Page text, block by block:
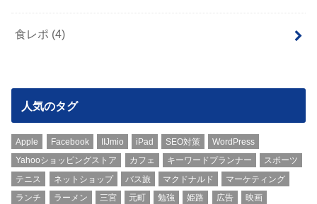
食レポ (4)
人気のタグ
Apple Facebook IIJmio iPad SEO対策
WordPress
Yahooショッピングストア
カフェ キーワードプランナー
スポーツ
テニス
ネットショップ バス旅 マクドナルド
マーケティング
ランチ
ラーメン 三宮 元町 勉強 姫路 広告
映画